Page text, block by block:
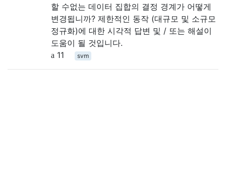
할 수없는 데이터 집합의 결정 경계가 어떻게
변경됩니까? 제한적인 동작 (대규모 및 소규모
정규화)에 대한 시각적 답변 및 / 또는 해설이
도움이 될 것입니다.
11
svm